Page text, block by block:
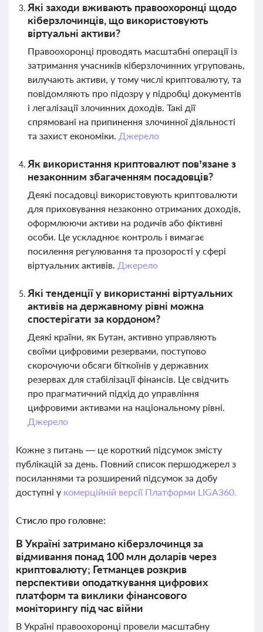
Які заходи вживають правоохоронці щодо
кіберзлочинців, що використовують
віртуальні активи?
Правоохоронці проводять масштабні операції із
затримання учасників кіберзлочинних угруповань,
вилучають активи, у тому числі криптовалюту, та
повідомляють про підозру у підробці документів
і легалізації злочинних доходів. Такі дії
спрямовані на припинення злочинної діяльності
та захист економіки. Джерело
Як використання криптовалют пов’язане з
незаконним збагаченням посадовців?
Деякі посадовці використовують криптовалюти
для приховування незаконно отриманих доходів,
оформлюючи активи на родичів або фіктивні
особи. Це ускладнює контроль і вимагає
посилення регулювання та прозорості у сфері
віртуальних активів. Джерело
Які тенденції у використанні віртуальних
активів на державному рівні можна
спостерігати за кордоном?
Деякі країни, як Бутан, активно управляють
своїми цифровими резервами, поступово
скорочуючи обсяги біткоїнів у державних
резервах для стабілізації фінансів. Це свідчить
про прагматичний підхід до управління
цифровими активами на національному рівні.
Джерело
Кожне з питань — це короткий підсумок змісту
публікацій за день. Повний список першоджерел з
посиланнями та розширений підсумок за добу
доступні у комерційній версії Платформи LIGA360.
Стисло про головне:
В Україні затримано кіберзлочинця за
відмивання понад 100 млн доларів через
криптовалюту; Гетманцев розкрив
перспективи оподаткування цифрових
платформ та виклики фінансового
моніторингу під час війни
В Україні правоохоронці провели масштабну